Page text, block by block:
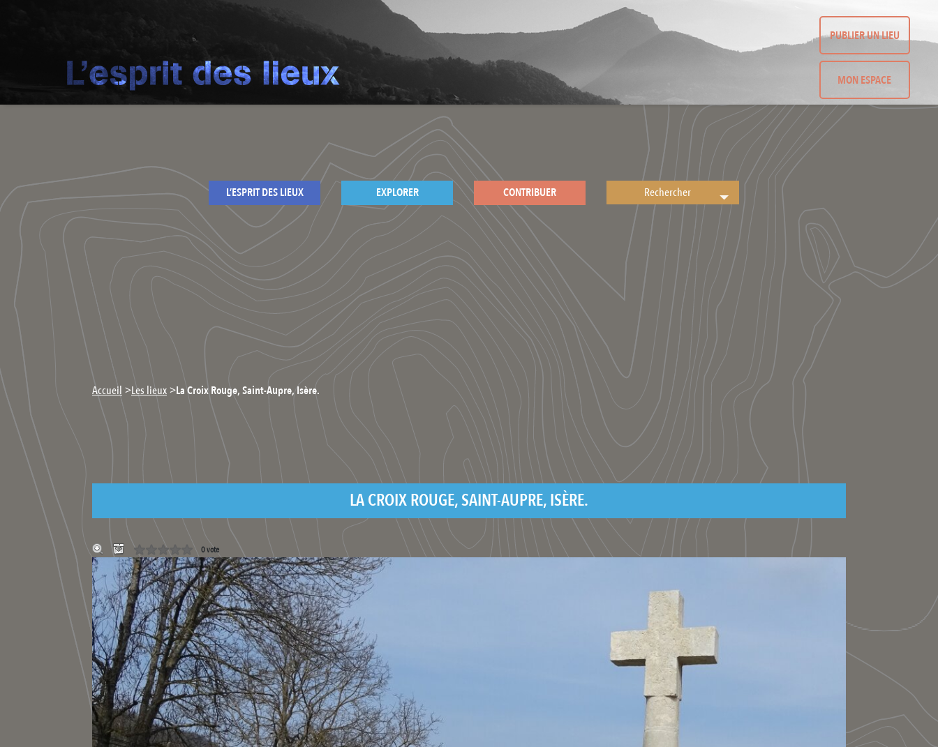
PUBLIER UN LIEU
MON ESPACE
L’ESPRIT DES LIEUX EXPLORER CONTRIBUER
Accueil >Les lieux>La Croix Rouge, Saint-Aupre, Isère.
LA CROIX ROUGE, SAINT-AUPRE, ISÈRE.
0 vote